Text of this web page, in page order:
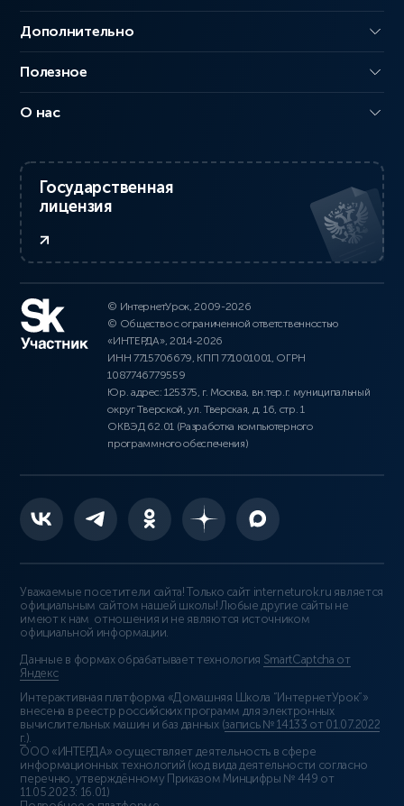
Дополнительно
Полезное
О нас
Государственная
лицензия
© ИнтернетУрок, 2009-2026
© Общество с ограниченной ответственностью
«ИНТЕРДА», 2014-2026
ИНН 7715706679, КПП 771001001, ОГРН
1087746779559
Юр. адрес: 125375, г. Москва, вн.тер.г. муниципальный
округ Тверской, ул. Тверская, д. 16, стр. 1
ОКВЭД 62.01 (Разработка компьютерного
программного обеспечения)
Уважаемые посетители сайта! Только сайт interneturok.ru является
официальным сайтом нашей школы! Любые другие сайты не
имеют к нам отношения и не являются источником
официальной информации.
Данные в формах обрабатывает технология SmartCaptcha от
Яндекс
Интерактивная платформа «Домашняя Школа “ИнтернетУрок”»
внесена в реестр российских программ для электронных
вычислительных машин и баз данных (запись № 14133 от 01.07.2022
г.).
ООО «ИНТЕРДА» осуществляет деятельность в сфере
информационных технологий (код вида деятельности согласно
перечню, утверждённому Приказом Минцифры № 449 от
11.05.2023: 16.01)